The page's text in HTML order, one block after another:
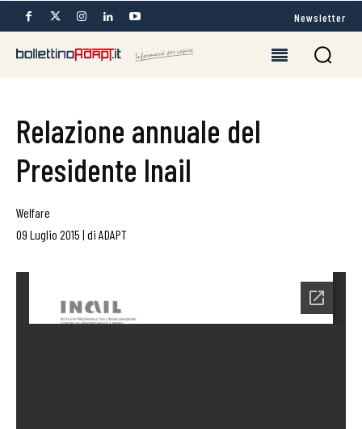
Newsletter
Relazione annuale del
Presidente Inail
Welfare
09 Luglio 2015 | di ADAPT